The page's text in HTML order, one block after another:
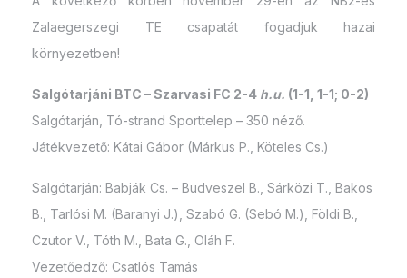
Zalaegerszegi TE csapatát fogadjuk hazai
környezetben!
Salgótarjáni BTC – Szarvasi FC 2-4 h.u. (1-1, 1-1; 0-2)
Salgótarján, Tó-strand Sporttelep – 350 néző.
Játékvezető: Kátai Gábor (Márkus P., Köteles Cs.)
Salgótarján: Babják Cs. – Budveszel B., Sárközi T., Bakos
B., Tarlósi M. (Baranyi J.), Szabó G. (Sebó M.), Földi B.,
Czutor V., Tóth M., Bata G., Oláh F.
Vezetőedző: Csatlós Tamás